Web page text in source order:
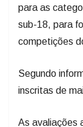
para as
sub-18, para
competições
Segundo
inscritas de
As avaliações